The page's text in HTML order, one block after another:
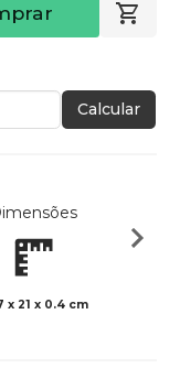
Calcular
x 21 x 0.4 cm